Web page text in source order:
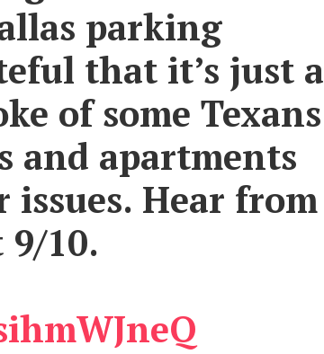
parking
that it’s just a
of some Texans
and apartments
issues. Hear from
9/10.